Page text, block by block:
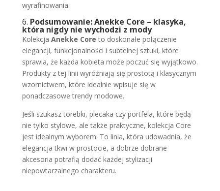
wyrafinowania.
6. Podsumowanie: Anekke Core – klasyka,
która nigdy nie wychodzi z mody
Kolekcja Anekke Core to doskonałe połączenie
elegancji, funkcjonalności i subtelnej sztuki, które
sprawia, że każda kobieta może poczuć się wyjątkowo.
Produkty z tej linii wyróżniają się prostotą i klasycznym
wzornictwem, które idealnie wpisuje się w
ponadczasowe trendy modowe.
Jeśli szukasz torebki, plecaka czy portfela, które będą
nie tylko stylowe, ale także praktyczne, kolekcja Core
jest idealnym wyborem. To linia, która udowadnia, że
elegancja tkwi w prostocie, a dobrze dobrane
akcesoria potrafią dodać każdej stylizacji
niepowtarzalnego charakteru.